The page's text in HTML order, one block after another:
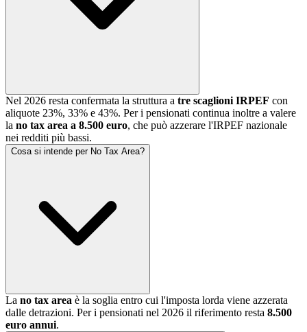
Nel 2026 resta confermata la struttura a tre scaglioni IRPEF con
aliquote 23%, 33% e 43%. Per i pensionati continua inoltre a valere
la no tax area a 8.500 euro, che può azzerare l'IRPEF nazionale
nei redditi più bassi.
Cosa si intende per No Tax Area?
La no tax area è la soglia entro cui l'imposta lorda viene azzerata
dalle detrazioni. Per i pensionati nel 2026 il riferimento resta 8.500
euro annui.